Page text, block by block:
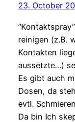
23. October
reinigen (z.B.
Kontakten
aussetzte…)
Es gibt auch
Dosen, da
evtl.
Da bin Ich